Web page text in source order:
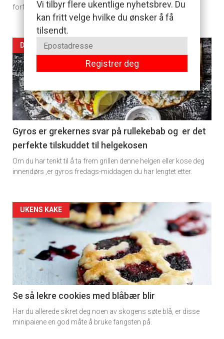
Vi tilbyr flere ukentlige nyhetsbrev. Du
kan fritt velge hvilke du ønsker å få
tilsendt.
Registrer deg
forfriskende evnen gjør at den passer perfekt også til mat.
Artikler
detail
-
section
11
Dagens
rett
DAGENS RETT
Gyros er grekernes svar på rullekebab og er det
perfekte tilskuddet til helgekosen
Om du har tenkt til å ta frem grillen denne helgen eller kose deg
innendørs ,er gyros fredags-middagen du har lengtet etter.
Artikler
detail
-
section
11
Dagens
UKENS KAKE
Se så lekre cookies med blåbær blir
Har du allerede sikret deg noen av skogens søte blå, er disse
minipaiene en god måte å bruke fangsten på.